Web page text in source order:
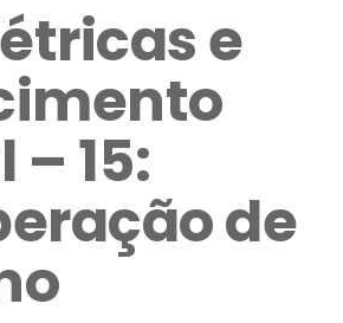
e
– 15:
de